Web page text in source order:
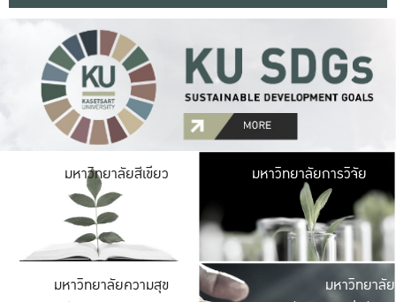
มหาวิทยาลัยสีเขียว มหาวิ
มีพื้นที่เขียวสดใส
เป็นป่าในเมือง เกษต
มหาวิทยาลัยการวิจัย
มหาวิทยาลัยความสุข มหาวิ
ค
มหาวิทยาลัย